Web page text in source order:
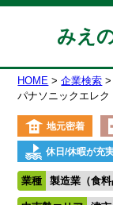
みえ
HOME 企業検索
パナソニックエレ
地元密着
休日/休暇が充
業種 製造業（食料